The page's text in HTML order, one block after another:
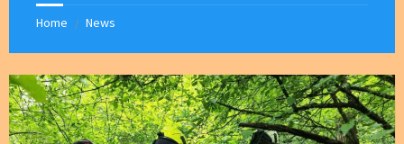
Home / News